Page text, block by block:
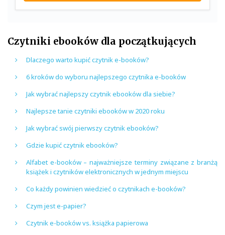
Czytniki ebooków dla początkujących
Dlaczego warto kupić czytnik e-booków?
6 kroków do wyboru najlepszego czytnika e-booków
Jak wybrać najlepszy czytnik ebooków dla siebie?
Najlepsze tanie czytniki ebooków w 2020 roku
Jak wybrać swój pierwszy czytnik ebooków?
Gdzie kupić czytnik ebooków?
Alfabet e-booków – najważniejsze terminy związane z branżą
książek i czytników elektronicznych w jednym miejscu
Co każdy powinien wiedzieć o czytnikach e-booków?
Czym jest e-papier?
Czytnik e-booków vs. książka papierowa